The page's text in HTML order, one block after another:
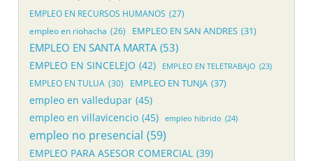
EMPLEO EN RECURSOS HUMANOS (27)
empleo en riohacha (26) EMPLEO EN SAN ANDRES (31)
EMPLEO EN SANTA MARTA (53)
EMPLEO EN SINCELEJO (42) EMPLEO EN TELETRABAJO (23)
EMPLEO EN TULUA (30) EMPLEO EN TUNJA (37)
empleo en valledupar (45)
empleo en villavicencio (45) empleo hibrido (24)
empleo no presencial (59)
EMPLEO PARA ASESOR COMERCIAL (39)